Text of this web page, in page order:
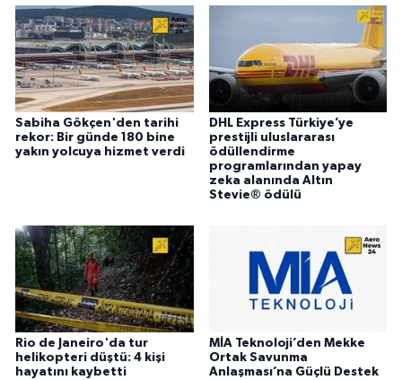
Sabiha Gökçen'den tarihi
rekor: Bir günde 180 bine
yakın yolcuya hizmet verdi
DHL Express Türkiye’ye
prestijli uluslararası
ödüllendirme
programlarından yapay
zeka alanında Altın
Stevie® ödülü
Rio de Janeiro'da tur
helikopteri düştü: 4 kişi
hayatını kaybetti
MİA Teknoloji’den Mekke
Ortak Savunma
Anlaşması’na Güçlü Destek